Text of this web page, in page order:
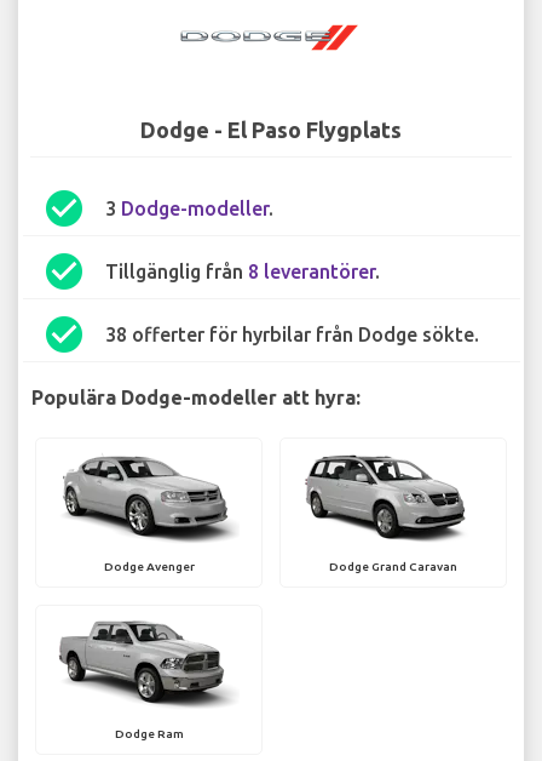
Dodge - El Paso Flygplats
check_circle 3 Dodge-modeller.
check_circle Tillgänglig från 8 leverantörer.
check_circle 38 offerter för hyrbilar från Dodge sökte.
Populära Dodge-modeller att hyra:
Dodge Avenger Dodge Grand Caravan
Dodge Ram